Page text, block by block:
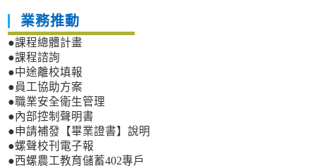
業務推動
●課程總體計畫
●課程諮詢
●中途離校填報
●員工協助方案
●職業安全衛生管理
●內部控制聲明書
●申請補發【畢業證書】說明
●螺聲校刊電子報
●西螺農工教育儲蓄402專戶